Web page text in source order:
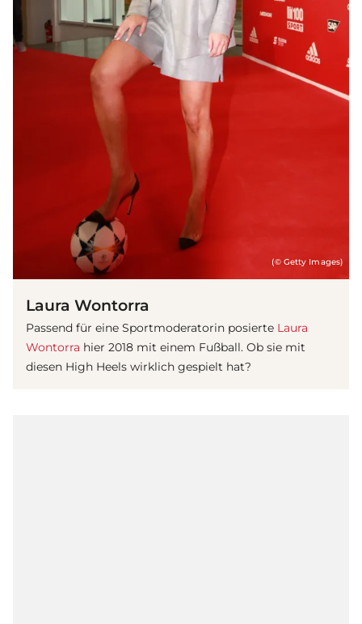
(© Getty Images)
Laura Wontorra
Passend für eine Sportmoderatorin posierte Laura
Wontorra hier 2018 mit einem Fußball. Ob sie mit
diesen High Heels wirklich gespielt hat?